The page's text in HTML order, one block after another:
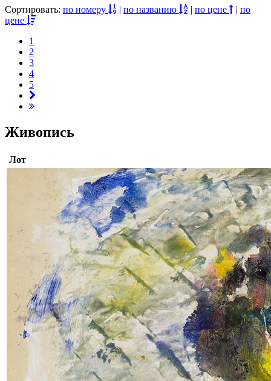
Сортировать: по номеру | по названию | по цене | по
цене
1
2
3
4
5
Живопись
Лот